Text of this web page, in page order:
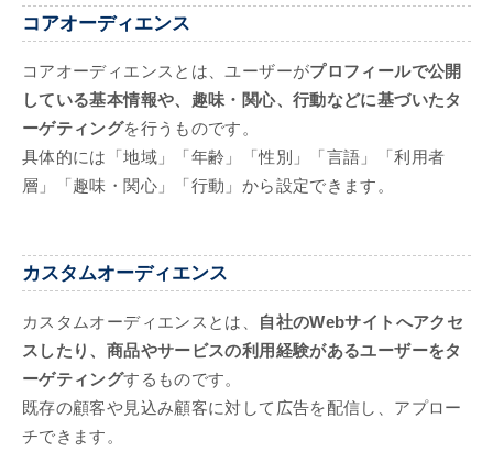
コアオーディエンス
コアオーディエンスとは、ユーザーがプロフィールで公開
している基本情報や、趣味・関心、行動などに基づいたタ
ーゲティングを行うものです。
具体的には「地域」「年齢」「性別」「言語」「利用者
層」「趣味・関心」「行動」から設定できます。
カスタムオーディエンス
カスタムオーディエンスとは、
自社のWebサイトへアクセ
スしたり、商品やサービスの利用経験があるユーザーをタ
ーゲティングするものです。
既存の顧客や見込み顧客に対して広告を配信し、アプロー
チできます。